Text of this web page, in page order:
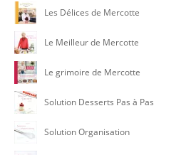
Les Délices de Mercotte
Le Meilleur de Mercotte
Le grimoire de Mercotte
Solution Desserts Pas à Pas
Solution Organisation